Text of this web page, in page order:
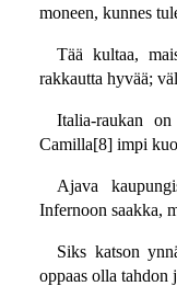
moneen, kunnes
Tää kultaa,
rakkautta hyvää;
Italia-raukan
Camilla[8] impi
Ajava
Infernoon saakka,
Siks katson
oppaas olla tahdon